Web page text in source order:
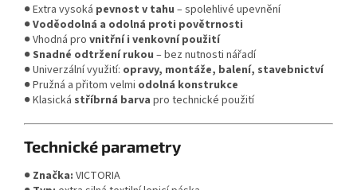
● Extra vysoká pevnost v tahu – spolehlivé upevnění
●Voděodolná a odolná proti povětrnosti
● Vhodná pro vnitřní i venkovní použití
●Snadné odtržení rukou – bez nutnosti nářadí
● Univerzální využití: opravy, montáže, balení, stavebnictví
● Pružná a přitom velmi odolná konstrukce
● Klasická stříbrná barva pro technické použití
Technické parametry
● Značka: VICTORIA